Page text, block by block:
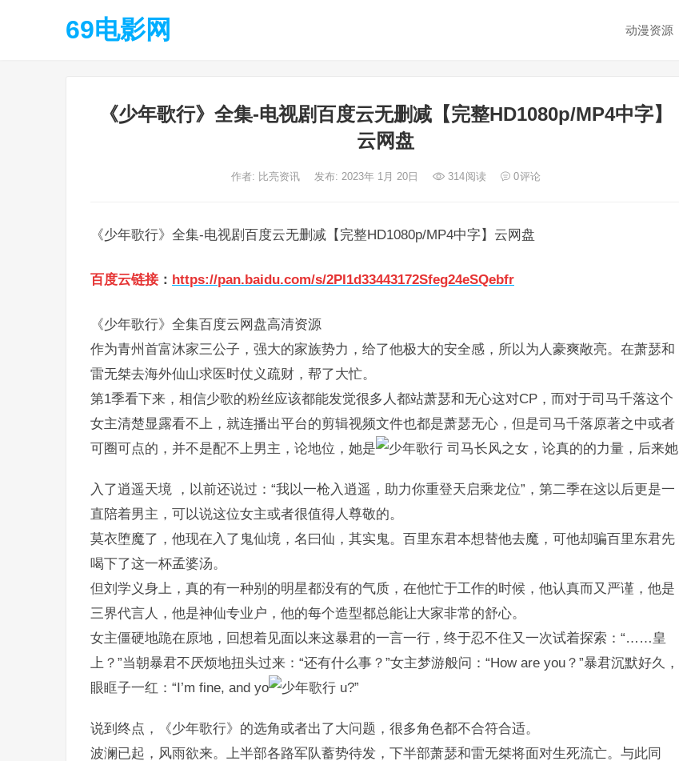
69电影网 动漫资源
《少年歌行》全集-电视剧百度云无删减【完整HD1080p/MP4中字】
云网盘
作者: 比亮资讯 发布: 2023年 1月 20日 314阅读 0评论
《少年歌行》全集-电视剧百度云无删减【完整HD1080p/MP4中字】云网盘
百度云链接 ： https://pan.baidu.com/s/2PI1d33443172Sfeg24eSQebfr
《少年歌行》全集百度云网盘高清资源
作为青州首富沐家三公子，强大的家族势力，给了他极大的安全感，所以为人豪爽敞亮。在萧瑟和
雷无桀去海外仙山求医时仗义疏财，帮了大忙。
第1季看下来，相信少歌的粉丝应该都能发觉很多人都站萧瑟和无心这对CP，而对于司马千落这个
女主清楚显露看不上，就连播出平台的剪辑视频文件也都是萧瑟无心，但是司马千落原著之中或者
可圈可点的，并不是配不上男主，论地位，她是
司马长风之女，论真的的力量，后来她
入了逍遥天境 ，以前还说过：“我以一枪入逍遥，助力你重登天启乘龙位”，第二季在这以后更是一
直陪着男主，可以说这位女主或者很值得人尊敬的。
莫衣堕魔了，他现在入了鬼仙境，名曰仙，其实鬼。百里东君本想替他去魔，可他却骗百里东君先
喝下了这一杯孟婆汤。
但刘学义身上，真的有一种别的明星都没有的气质，在他忙于工作的时候，他认真而又严谨，他是
三界代言人，他是神仙专业户，他的每个造型都总能让大家非常的舒心。
女主僵硬地跪在原地，回想着见面以来这暴君的一言一行，终于忍不住又一次试着探索：“……皇
上？”当朝暴君不厌烦地扭头过来：“还有什么事？”女主梦游般问：“How are you？”暴君沉默好久，
眼眶子一红：“I’m fine, and yo
u?”
说到终点，《少年歌行》的选角或者出了大问题，很多角色都不合符合适。
波澜已起，风雨欲来。上半部各路军队蓄势待发，下半部萧瑟和雷无桀将面对生死流亡。与此同